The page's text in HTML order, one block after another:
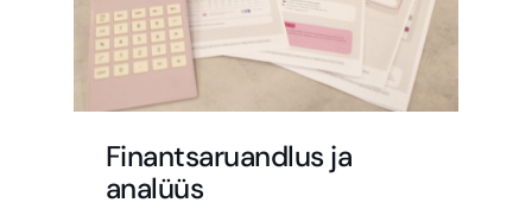
Finantsaruandlus ja
analüüs